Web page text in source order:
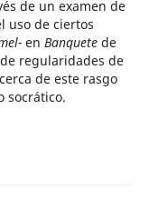
de un examen de
uso de ciertos
en Banquetede
regularidades de
de este rasgo
socrático.